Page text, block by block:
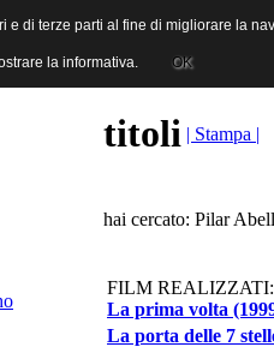
Cinematografiche
titoli | Stampa |
hai cercato: Pilar
FILM REALIZZATI:
La prima volta
La porta delle 7
e di terze parti al fine di migliorare la
la informativa. OK
e di terze parti al fine di migliorare la
la informativa. OK